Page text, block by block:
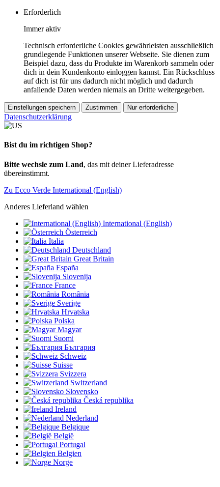
Erforderlich
Immer aktiv
Technisch erforderliche Cookies gewährleisten ausschließlich
grundlegende Funktionen unserer Webseite. Sie dienen zum
Beispiel dazu, dass du Produkte im Warenkorb sammeln oder
dich in dein Kundenkonto einloggen kannst. Ein Rückschluss
auf dich ist für uns dadurch nicht möglich und dadurch
anfallende Daten werden niemals an Dritte weitergegeben.
Einstellungen speichern Zustimmen Nur erforderliche
Datenschutzerklärung
Bist du im richtigen Shop?
Bitte wechsle zum Land, das mit deiner Lieferadresse
übereinstimmt.
Zu Ecco Verde International (English)
Anderes Lieferland wählen
International (English)
Österreich
Italia
Deutschland
Great Britain
España
Slovenija
France
România
Sverige
Hrvatska
Polska
Magyar
Suomi
България
Schweiz
Suisse
Svizzera
Switzerland
Slovensko
Česká republika
Ireland
Nederland
Belgique
België
Portugal
Belgien
Norge